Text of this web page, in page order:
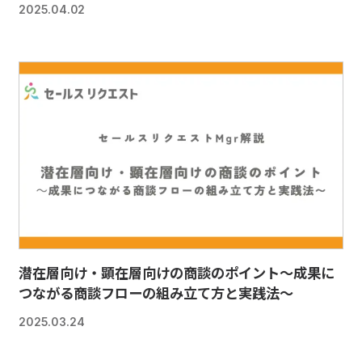
2025.04.02
潜在層向け・顕在層向けの商談のポイント～成果に
つながる商談フローの組み立て方と実践法〜
2025.03.24